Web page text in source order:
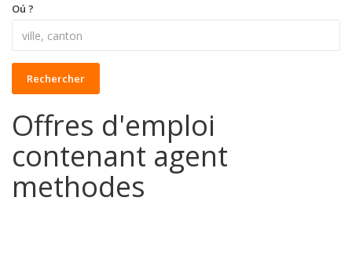
Oú ?
Rechercher
Offres d'emploi
contenant agent
methodes